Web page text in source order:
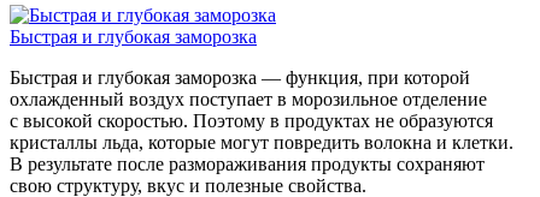
Быстрая и глубокая заморозка
Быстрая и глубокая заморозка — функция, при которой
охлажденный воздух поступает в морозильное отделение
с высокой скоростью. Поэтому в продуктах не образуются
кристаллы льда, которые могут повредить волокна и клетки.
В результате после размораживания продукты сохраняют
свою структуру, вкус и полезные свойства.